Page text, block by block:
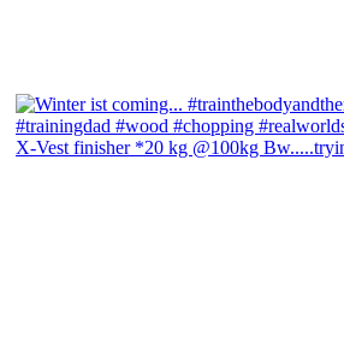
X-Vest finisher *20 kg @100kg